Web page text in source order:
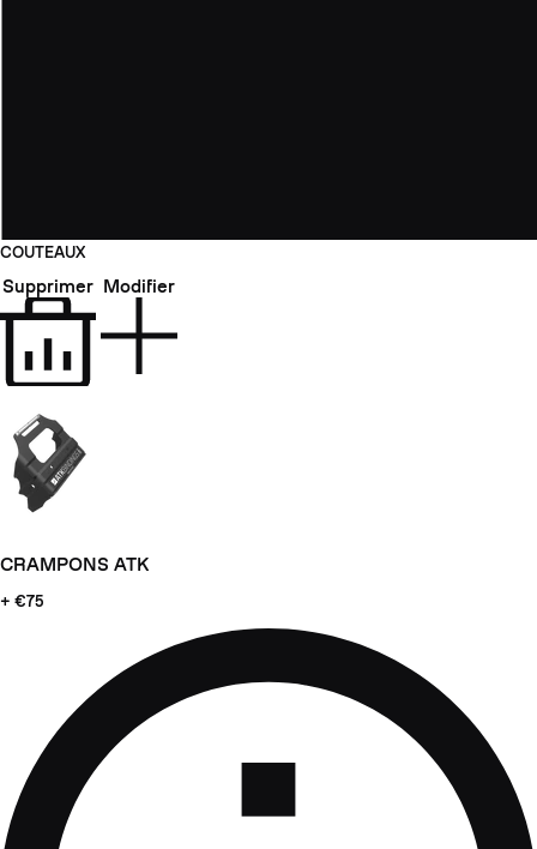
COUTEAUX
Supprimer Modifier
CRAMPONS ATK
+ €75